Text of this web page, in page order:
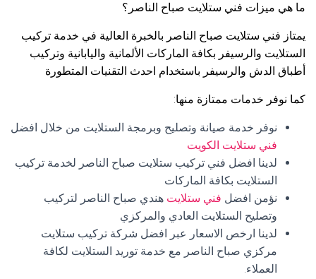
ما هي ميزات فني ستلايت صباح الناصر؟
يمتاز فني ستلايت صباح الناصر بالخبرة العالية في خدمة تركيب
الستلايت والرسيفر بكافة الماركات الألمانية واليابانية وتركيب
أطباق الدش والرسيفر باستخدام احدث التقنيات المتطورة
كما نوفر خدمات ممتازة منها:
نوفر خدمة صيانة وتصليح وبرمجة الستلايت من خلال افضل
فني ستلايت الكويت
لدينا افضل فني تركيب ستلايت صباح الناصر لخدمة تركيب
الستلايت بكافة الماركات
نؤمن افضل فني ستلايت هندي صباح الناصر لتركيب
وتصليح الستلايت العادي والمركزي
لدينا ارخص الاسعار عبر افضل شركة تركيب ستلايت
مركزي صباح الناصر مع خدمة توريد الستلايت لكافة
العملاء.